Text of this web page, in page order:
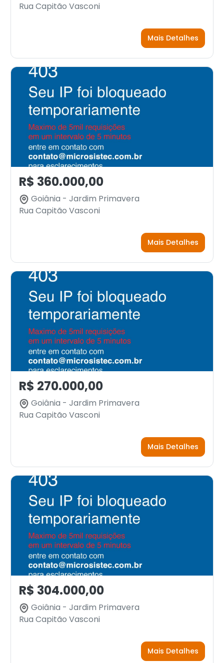
Rua Capitão Vasconi
Mais Detalhes
R$ 360.000,00
Goiânia - Jardim Primavera
Rua Capitão Vasconi
Mais Detalhes
R$ 270.000,00
Goiânia - Jardim Primavera
Rua Capitão Vasconi
Mais Detalhes
R$ 304.000,00
Goiânia - Jardim Primavera
Rua Capitão Vasconi
Mais Detalhes